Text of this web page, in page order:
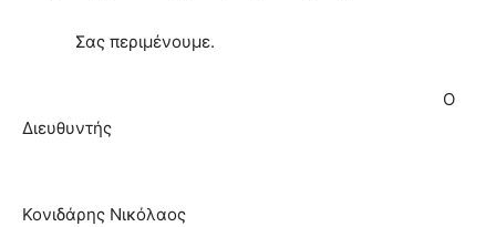
Σας περιμένουμε.
Ο
Διευθυντής
Κονιδάρης Νικόλαος